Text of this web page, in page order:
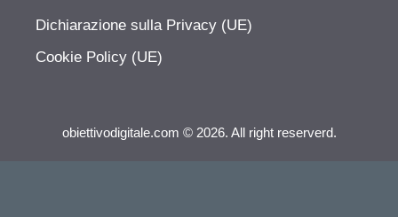
Dichiarazione sulla Privacy (UE)
Cookie Policy (UE)
obiettivodigitale.com © 2026. All right reserverd.